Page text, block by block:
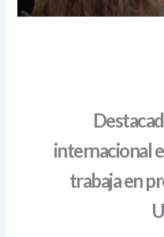
internacional
trabaja en